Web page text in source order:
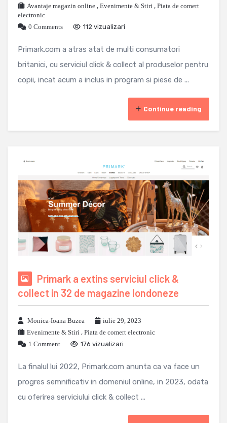
Avantaje magazin online , Evenimente & Stiri , Piata de comert
electronic
0 Comments
112 vizualizari
Primark.com a atras atat de multi consumatori
britanici, cu serviciul click & collect al produselor pentru
copii, incat acum a inclus in program si piese de ...
Continue reading
Primark a extins serviciul click &
collect in 32 de magazine londoneze
Monica-Ioana Buzea
iulie 29, 2023
Evenimente & Stiri , Piata de comert electronic
1 Comment
176 vizualizari
La finalul lui 2022, Primark.com anunta ca va face un
progres semnificativ in domeniul online, in 2023, odata
cu oferirea serviciului click & collect ...